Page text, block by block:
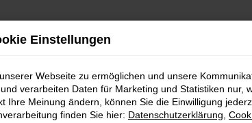
Einstellungen
Webseite zu ermöglichen und unsere
verarbeiten Daten für Marketing und Statistiken nur,
Ihre Meinung ändern, können Sie die Einwilligung
finden Sie hier: Datenschutzerklärung